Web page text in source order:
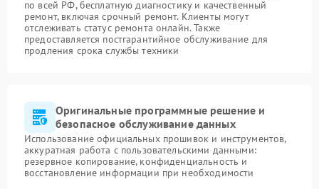
по всей РФ, бесплатную диагностику и качественный
ремонт, включая срочный ремонт. Клиенты могут
отслеживать статус ремонта онлайн. Также
предоставляется постгарантийное обслуживание для
продления срока службы техники
Оригинальные программные решение и
безопасное обслуживание данных
Использование официальных прошивок и инструментов,
аккуратная работа с пользовательскими данными:
резервное копирование, конфиденциальность и
восстановление информации при необходимости